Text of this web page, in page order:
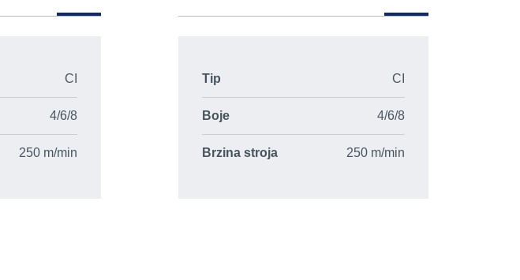
CI
4/6/8
250 m/min
Tip CI
Boje 4/6/8
Brzina stroja 250 m/min